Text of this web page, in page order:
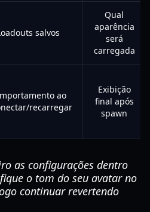
salvos
Qual
aparência
será
carregada
ao
recarregar
Exibição
final após
spawn
as configurações dentro
o tom do seu avatar no
continuar revertendo